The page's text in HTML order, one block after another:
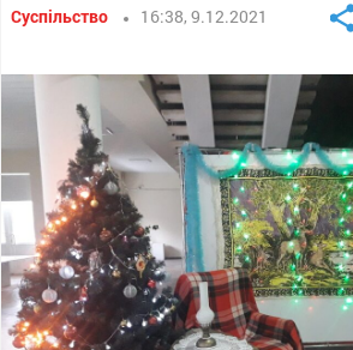
Суспільство 16:38, 9.12.2021